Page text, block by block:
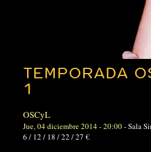
TEMPORADA
1
OSCyL
Jue, 04 diciembre 2014 - 20:00-Sala
6 / 12 / 18 / 22 / 27 €